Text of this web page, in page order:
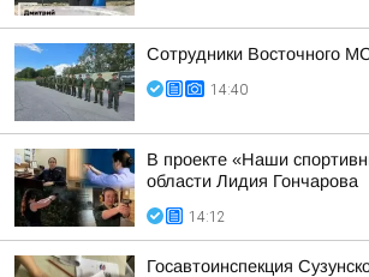
Сотрудники Восточного
14:40
В проекте «Наши
области Лидия Гончарова
14:12
Госавтоинспекция